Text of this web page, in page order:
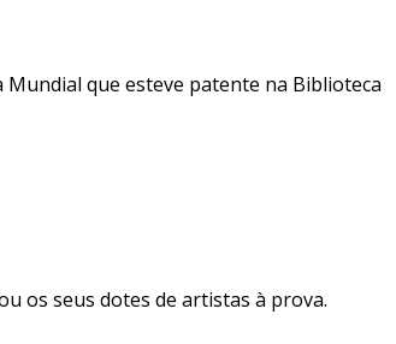
Mundial que esteve patente na Biblioteca
os seus dotes de artistas à prova.